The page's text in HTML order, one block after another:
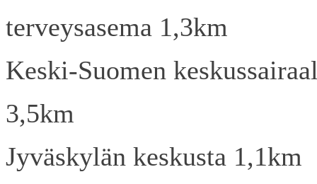
terveysasema 1,3km
Keski-Suomen
3,5km
Jyväskylän keskusta 1,1km